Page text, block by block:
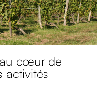
cœur de
activités